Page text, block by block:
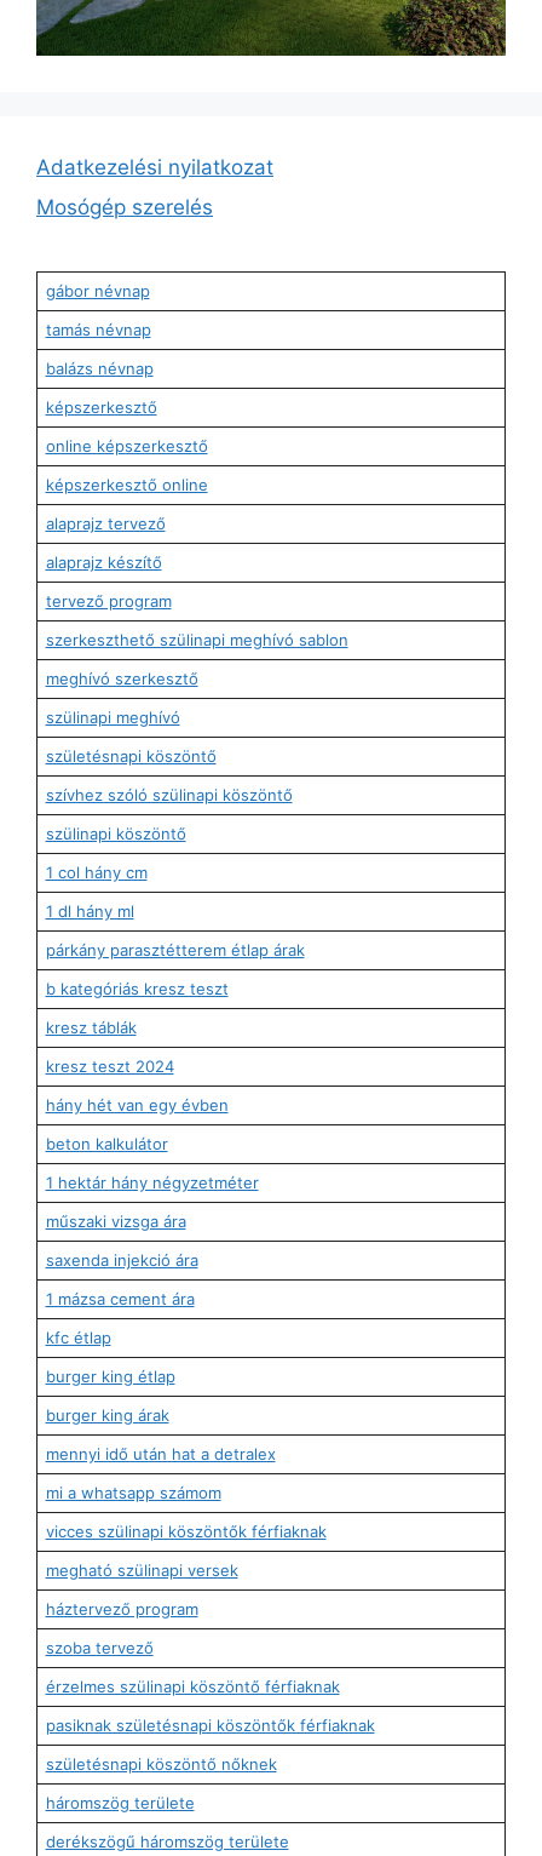
Adatkezelési nyilatkozat
Mosógép szerelés
gábor névnap
tamás névnap
balázs névnap
képszerkesztő
online képszerkesztő
képszerkesztő online
alaprajz tervező
alaprajz készítő
tervező program
szerkeszthető szülinapi meghívó sablon
meghívó szerkesztő
szülinapi meghívó
születésnapi köszöntő
szívhez szóló szülinapi köszöntő
szülinapi köszöntő
1 col hány cm
1 dl hány ml
párkány parasztétterem étlap árak
b kategóriás kresz teszt
kresz táblák
kresz teszt 2024
hány hét van egy évben
beton kalkulátor
1 hektár hány négyzetméter
műszaki vizsga ára
saxenda injekció ára
1 mázsa cement ára
kfc étlap
burger king étlap
burger king árak
mennyi idő után hat a detralex
mi a whatsapp számom
vicces szülinapi köszöntők férfiaknak
megható szülinapi versek
háztervező program
szoba tervező
érzelmes szülinapi köszöntő férfiaknak
pasiknak születésnapi köszöntők férfiaknak
születésnapi köszöntő nőknek
háromszög területe
derékszögű háromszög területe